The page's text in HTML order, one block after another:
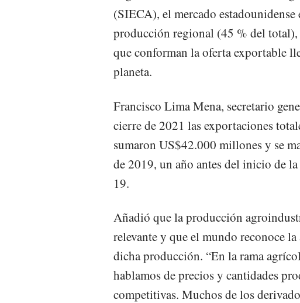
(SIECA), el mercado
producción regional (45 % del
que conforman la oferta exportable
planeta.
Francisco Lima Mena, secretario
cierre de 2021 las exportaciones
sumaron US$42.000 millones y se
de 2019, un año antes del inicio de
19.
Añadió que la producción
relevante y que el mundo reconoce
dicha producción. “En la rama
hablamos de precios y cantidades
competitivas. Muchos de los